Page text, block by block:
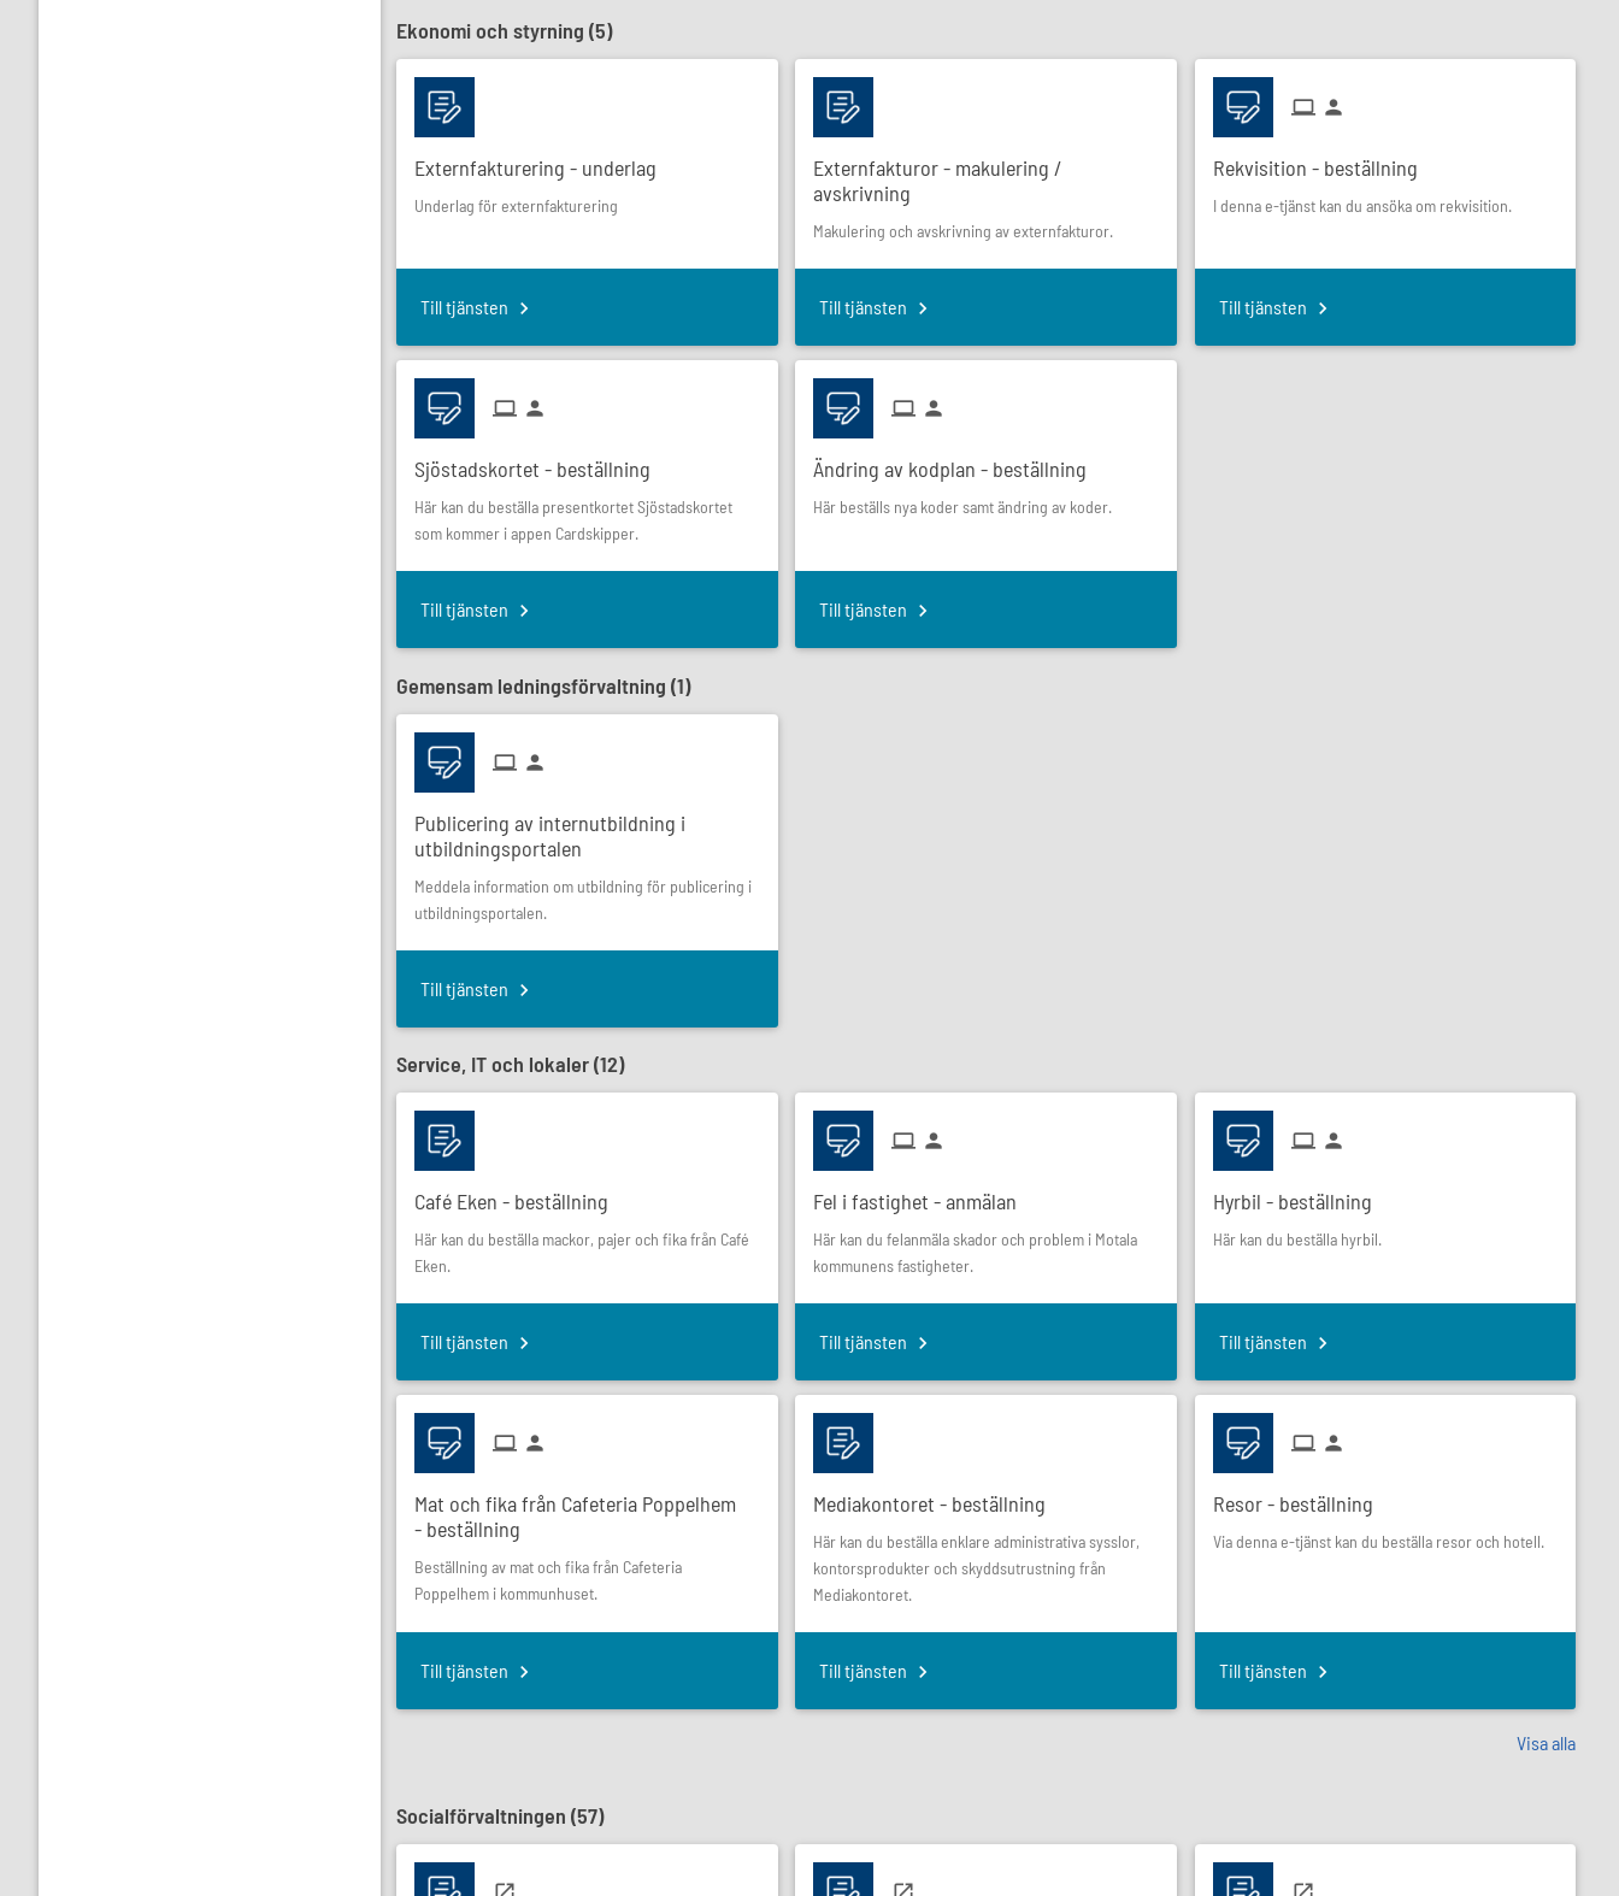
Ekonomi och styrning (5)
Externfakturering - underlag
Underlag för externfakturering
Till tjänsten
Externfakturor - makulering /
avskrivning
Makulering och avskrivning av externfakturor.
Till tjänsten
Rekvisition - beställning
I denna e-tjänst kan du ansöka om rekvisition.
Till tjänsten
Sjöstadskortet - beställning
Här kan du beställa presentkortet Sjöstadskortet
som kommer i appen Cardskipper.
Till tjänsten
Ändring av kodplan - beställning
Här beställs nya koder samt ändring av koder.
Till tjänsten
Gemensam ledningsförvaltning (1)
Publicering av internutbildning i
utbildningsportalen
Meddela information om utbildning för publicering i
utbildningsportalen.
Till tjänsten
Service, IT och lokaler (12)
Café Eken - beställning
Här kan du beställa mackor, pajer och fika från Café
Eken.
Till tjänsten
Fel i fastighet - anmälan
Här kan du felanmäla skador och problem i Motala
kommunens fastigheter.
Till tjänsten
Hyrbil - beställning
Här kan du beställa hyrbil.
Till tjänsten
Mat och fika från Cafeteria Poppelhem
- beställning
Beställning av mat och fika från Cafeteria
Poppelhem i kommunhuset.
Till tjänsten
Mediakontoret - beställning
Här kan du beställa enklare administrativa sysslor,
kontorsprodukter och skyddsutrustning från
Mediakontoret.
Till tjänsten
Resor - beställning
Via denna e-tjänst kan du beställa resor och hotell.
Till tjänsten
Visa alla
Socialförvaltningen (57)